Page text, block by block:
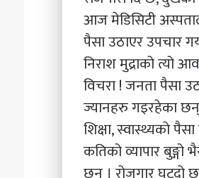
आज मेडिसिटी
पैसा उठाएर उपचार
निराश मुद्राको त्यो
विचरा ! जनता पैसा
ज्यानहरु गइरहेका
शिक्षा, स्वास्थ्यको
कतिको व्यापार